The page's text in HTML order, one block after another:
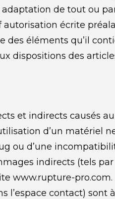
de tout ou
écrite
éléments qu’il
dispositions des
et indirects causés
d’un matériel
ou d’une
indirects (tels
www.rupture-pro.com.
l’espace contact) sont